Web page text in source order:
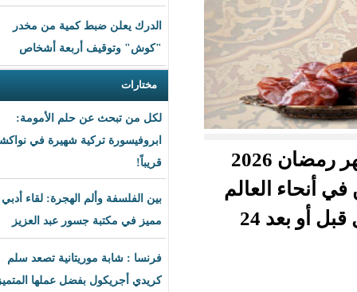
الدرك يعلن ضبط كمية من مخدر
"كوش" وتوقيف أربعة أشخاص
مختارات
لكل من تبحث عن حلم الأمومة:
ابروفيسورة تركية شهيرة في نواكشوط
قريباً!
بين الفلسفة وألم الهجرة: لقاء أدبي
مميز في مكتبة جسور عبد العزيز
فرنسا : شابة موريتانية تصعد سلم
كريدي أجريكول بفضل عملها المتميز
الهلال، بات موعد بدء شهر رمضان 2026
الإسلامي، حيث يفطر بعض المسلمين في بعض الدول قبل أو بعد 24